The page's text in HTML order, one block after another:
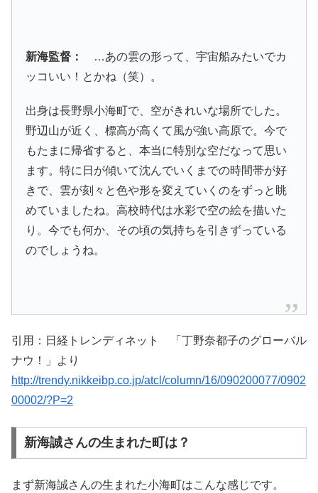
新海監督：
…あの雲の形って、宇宙船みたいでカ
ッコいい！とかね（笑）。
出身は長野県小海町で、空がきれいな場所でした。
野辺山が近く、標高が高くて風が強い高原で。今で
もたまに帰省すると、本当に特別な空だなって思い
ます。特に日が傾いて沈んでいくまでの時間帯が好
きで、雲が刻々と色や形を変えていくのをずっと眺
めていましたね。高校時代は水彩で空の絵を描いた
り。今でも何か、その頃の気持ちを引きずっている
のでしょうね。
引用：日経トレンディネット 「丁野奈都子のグローバル
ナウ！」より
http://trendy.nikkeibp.co.jp/atcl/column/16/090200077/0902
00002/?P=2
新海誠さんの生まれた町は？
まず新海誠さんの生まれた小海町はこんな感じです。